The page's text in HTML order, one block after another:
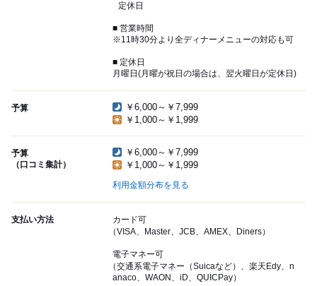
定休日
■ 営業時間
※11時30分より全ディナーメニューの対応も可
■ 定休日
月曜日(月曜が祝日の場合は、翌火曜日が定休日)
予算
￥6,000～￥7,999
￥1,000～￥1,999
予算
（口コミ集計）
￥6,000～￥7,999
￥1,000～￥1,999
利用金額分布を見る
支払い方法
カード可
（VISA、Master、JCB、AMEX、Diners）
電子マネー可
（交通系電子マネー（Suicaなど）、楽天Edy、n
anaco、WAON、iD、QUICPay）